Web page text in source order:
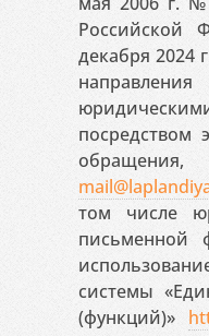
Российской
декабря 2024
посредством
том числе
письменной
системы
(функций)»